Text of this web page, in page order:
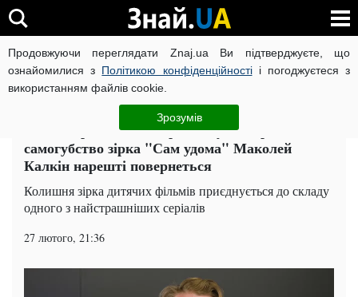
Продовжуючи переглядати Znaj.ua Ви підтверджуєте, що
ознайомилися з Політикою конфіденційностіі погоджуєтеся з
використанням файлів cookie.
Зрозумів
ВІЙНА РОСІЇ ПРОТИ УКРАЇНИ КОРОНАВІРУС В УКРАЇНІ
Шоу-бізнес ЧИТАТЬ НА РУССКОМ
Після наркотиків, депресії і думок про
самогубство зірка "Сам удома" Маколей
Калкін нарешті повернеться
Колишня зірка дитячих фільмів приєднується до складу
одного з найстрашніших серіалів
27 лютого, 21:36